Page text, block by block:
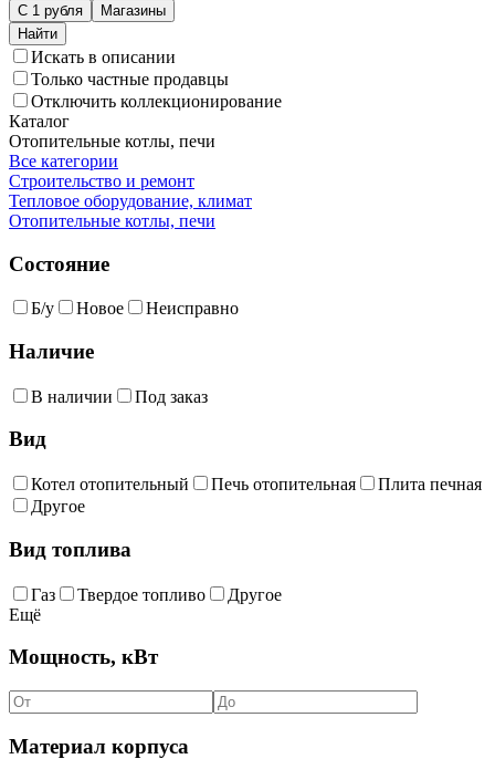
С 1 рубля
Магазины
Искать в описании
Только частные продавцы
Отключить коллекционирование
Каталог
Отопительные котлы, печи
Все категории
Строительство и ремонт
Тепловое оборудование, климат
Отопительные котлы, печи
Состояние
Б/у Новое Неисправно
Наличие
В наличии Под заказ
Вид
Котел отопительный Печь отопительная
Плита печная
Другое
Вид топлива
Газ Твердое топливо
Другое
Ещё
Мощность, кВт
Материал корпуса